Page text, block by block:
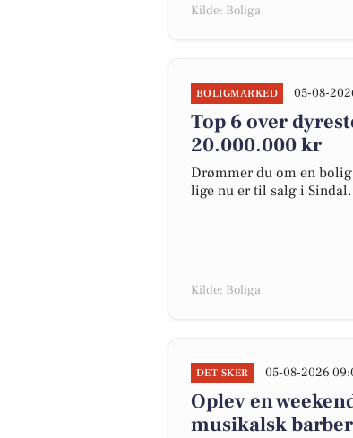
Kilde: Boliga
BOLIGMARKED 05-08-
Top 6 over
20.000.000 kr
Drømmer du om en
lige nu er til salg i Sindal.
Kilde: Boliga
DET SKER 05-08-2026
Oplev en
musikalsk